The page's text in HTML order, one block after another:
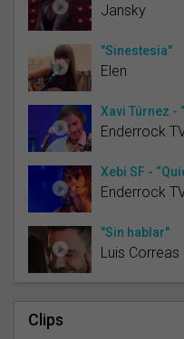
Jansky
"Sinestesia"
Elen
Xavi Túrnez -
Enderrock
Xebi SF -
Enderrock
"Sin hablar"
Luis Correas
Clips